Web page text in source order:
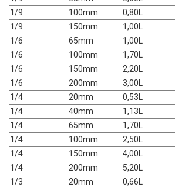
1/9
100mm
0,80L
1/9
150mm
1,00L
1/6
65mm
1,00L
1/6
100mm
1,70L
1/6
150mm
2,20L
1/6
200mm
3,00L
1/4
20mm
0,53L
1/4
40mm
1,13L
1/4
65mm
1,70L
1/4
100mm
2,50L
1/4
150mm
4,00L
1/4
200mm
5,20L
1/3
20mm
0,66L